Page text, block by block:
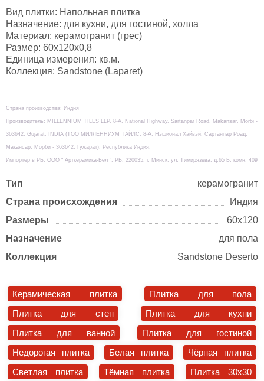
Вид плитки: Напольная плитка
Назначение: для кухни, для гостиной, холла
Материал: керамогранит (грес)
Размер: 60х120х0,8
Единица измерения: кв.м.
Коллекция: Sandstone (Laparet)
Страна производства: Индия
Производитель: MILLENNIUM TILES LLP, 8-А, National Highway, Sartanpar Road, Makansar, Morbi -
363642, Gujarat, INDIA (TOO МИЛЛЕННИУМ ТАЙЛС, 8-А, Нэшионал Хайвэй, Сартанпар Роад,
Макансар, Морби - 363642, Гужарат), Республика Индия.
Импортер в РБ: ООО " Арткерамика-Бел ", РБ, 220035, г. Минск, ул. Тимирязева, д.65 Б, комн. 409
Тип
керамогранит
Страна происхождения
Индия
Размеры
60х120
Назначение
для пола
Коллекция
Sandstone Deserto
Керамическая плитка
Плитка для пола
Плитка для стен
Плитка для кухни
Плитка для ванной
Плитка для гостиной
Недорогая плитка
Белая плитка
Чёрная плитка
Светлая плитка
Тёмная плитка
Плитка 30x30